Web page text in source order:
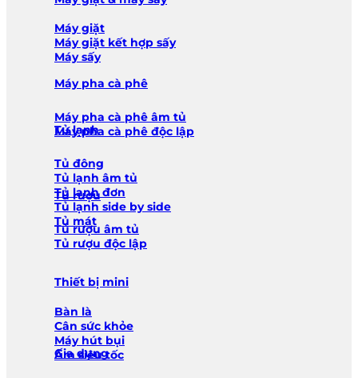
Máy giặt
Máy giặt kết hợp sấy
Máy sấy
Máy pha cà phê
Máy pha cà phê âm tủ
Máy pha cà phê độc lập
Tủ lạnh
Tủ đông
Tủ lạnh âm tủ
Tủ lạnh đơn
Tủ lạnh side by side
Tủ mát
Tủ rượu
Tủ rượu âm tủ
Tủ rượu độc lập
Thiết bị mini
Bàn là
Cân sức khỏe
Máy hút bụi
Ấm siêu tốc
Gia dụng